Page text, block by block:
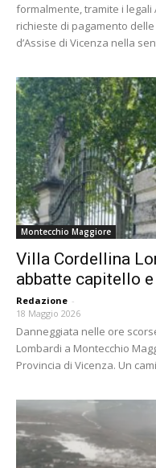
formalmente, tramite i legali
richieste di pagamento
d’Assise di Vicenza nella
Montecchio Maggiore
Villa Cordellina
abbatte capitello
Redazione -
18 Maggio 2026
Danneggiata nelle ore
Lombardi a Montecchio
Provincia di Vicenza. Un